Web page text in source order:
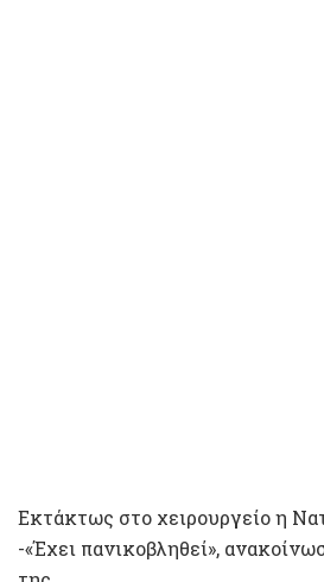
Εκτάκτως στο χειρουργείο η
-«Έχει πανικοβληθεί»,